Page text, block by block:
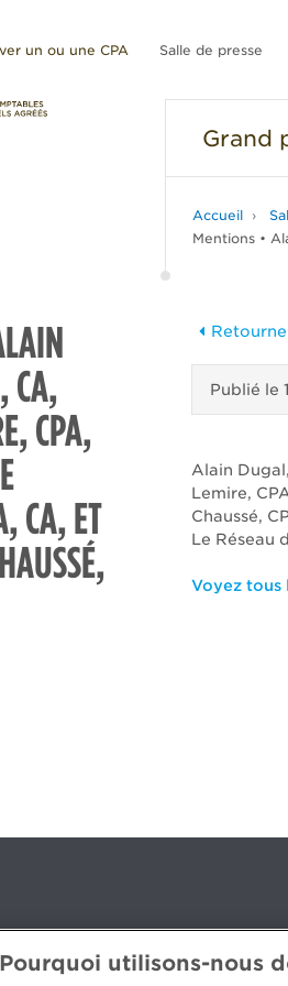
un ou une CPA Salle de presse
Grand
Accueil
Mentions •
CA,
CPA,
CA, ET
Publié le
Alain
Lemire,
Chaussé,
Le Réseau
Voyez tous
800, Montréal (Québec)
Pourquoi utilisons-nous